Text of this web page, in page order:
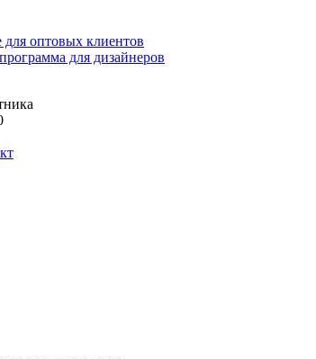
оптовых клиентов
для дизайнеров